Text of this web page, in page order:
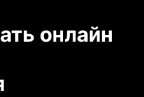
онлайн